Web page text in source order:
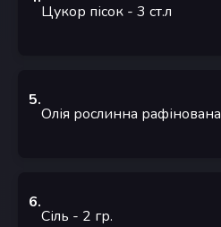
Цукор пісок - 3 ст.л
5.
Олія рослинна рафінована
6.
Сіль - 2 гр.